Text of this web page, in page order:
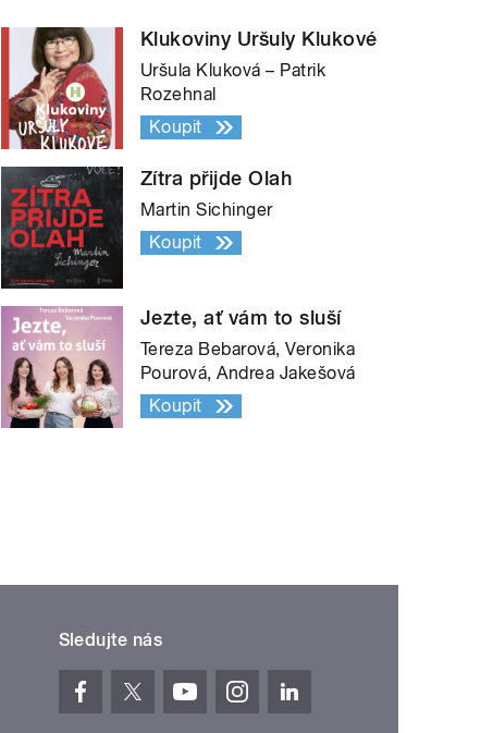
Klukoviny Uršuly Klukové
Uršula Kluková – Patrik
Rozehnal
Koupit
Zítra přijde Olah
Martin Sichinger
Koupit
Jezte, ať vám to sluší
Tereza Bebarová, Veronika
Pourová, Andrea Jakešová
Koupit
Sledujte nás